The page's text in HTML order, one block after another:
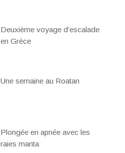
Deuxième voyage d’escalade
en Grèce
Une semaine au Roatan
Plongée en apnée avec les
raies manta